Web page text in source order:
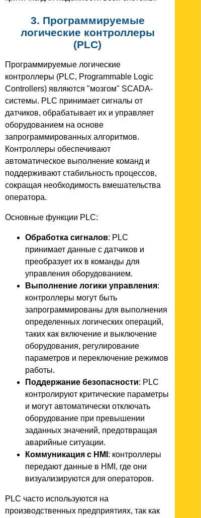
3. Программируемые
логические контроллеры
(PLC)
Программируемые логические
контроллеры (PLC, Programmable Logic
Controllers) являются "мозгом" SCADA-
системы. PLC принимает сигналы от
датчиков, обрабатывает их и управляет
оборудованием на основе
запрограммированных алгоритмов.
Контроллеры обеспечивают
автоматическое выполнение команд и
поддерживают стабильность процессов,
сокращая необходимость вмешательства
оператора.
Основные функции PLC:
Обработка сигналов: PLC
принимает данные с датчиков и
преобразует их в команды для
управления оборудованием.
Выполнение логики управления:
контроллеры могут быть
запрограммированы для выполнения
определенных логических операций,
таких как включение и выключение
оборудования, регулирование
параметров и переключение режимов
работы.
Поддержание безопасности: PLC
контролируют критические параметры
и могут автоматически отключать
оборудование при превышении
заданных значений, предотвращая
аварийные ситуации.
Коммуникация с HMI : контроллеры
передают данные в HMI, где они
визуализируются для операторов.
PLC часто используются на
производственных предприятиях, так как